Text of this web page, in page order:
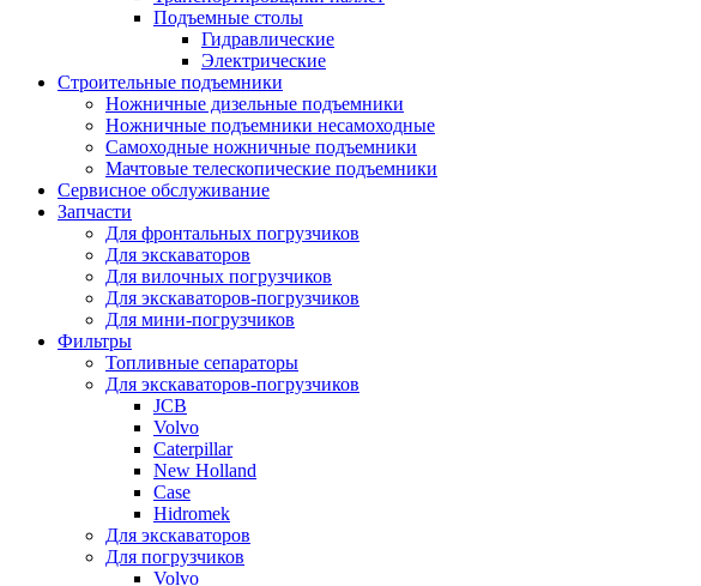
Подъемные столы
Гидравлические
Электрические
Строительные подъемники
Ножничные дизельные подъемники
Ножничные подъемники несамоходные
Самоходные ножничные подъемники
Мачтовые телескопические подъемники
Сервисное обслуживание
Запчасти
Для фронтальных погрузчиков
Для экскаваторов
Для вилочных погрузчиков
Для экскаваторов-погрузчиков
Для мини-погрузчиков
Фильтры
Топливные сепараторы
Для экскаваторов-погрузчиков
JCB
Volvo
Caterpillar
New Holland
Case
Hidromek
Для экскаваторов
Для погрузчиков
Volvo